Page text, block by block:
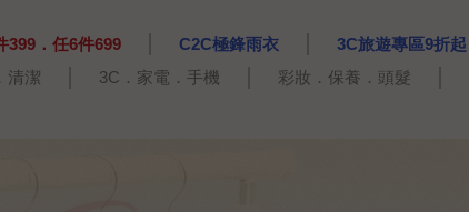
399．任6件699 C2C極鋒雨衣 3C旅遊專區9折起
清潔 3C．家電．手機 彩妝．保養．頭髮